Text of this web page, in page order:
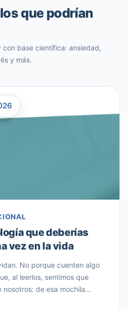
que podrían
base científica: ansiedad,
y más.
que deberías
vez en la vida
No porque cuenten algo
al leerlos, sentimos que
de esa mochila